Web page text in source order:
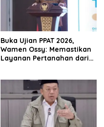
Buka Ujian PPAT 2026,
Wamen Ossy: Memastikan
Layanan Pertanahan dari
Berintegritas